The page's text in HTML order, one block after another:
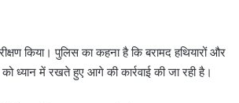
किया। पुलिस का कहना है कि बरामद हथियारों और
ध्यान में रखते हुए आगे की कार्रवाई की जा रही है।